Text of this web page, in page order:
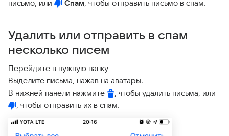
письмо, или
Спам, чтобы отправить письмо в спам.
Удалить или отправить в спам
несколько писем
Перейдите в нужную папку
Выделите письма, нажав на аватары.
В нижней панели нажмите
, чтобы удалить письма, или
, чтобы отправить их в спам.